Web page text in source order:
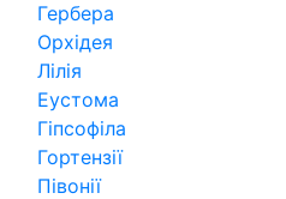
Гербера
Орхідея
Лілія
Еустома
Гіпсофіла
Гортензії
Півонії